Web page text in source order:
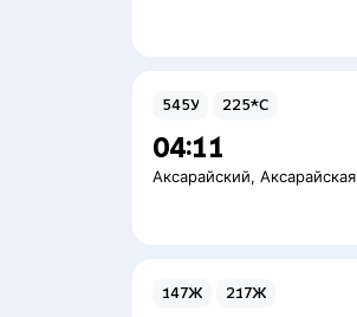
545У 225*С
04:11
Аксарайский, Аксарайская
147Ж 217Ж